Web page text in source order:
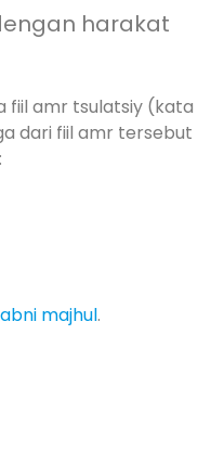
harakat
fiil amr tsulatsiy (kata
dari fiil amr tersebut
majhul.